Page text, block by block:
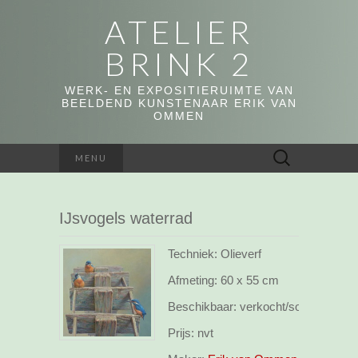
ATELIER
BRINK 2
WERK- EN EXPOSITIERUIMTE VAN
BEELDEND KUNSTENAAR ERIK VAN
OMMEN
MENU
Zoeken
naar:
IJsvogels waterrad
Techniek: Olieverf
Afmeting: 60 x 55 cm
Beschikbaar: verkocht/sold
Prijs: nvt